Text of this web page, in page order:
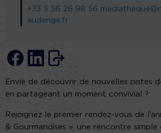
+33 5 56 26 98 56
audenge.fr
Envie de découvrir de nouvelles pistes
en partageant un moment convivial ?
Rejoignez le premier rendez-vous de
& Gourmandises », une rencontre simple